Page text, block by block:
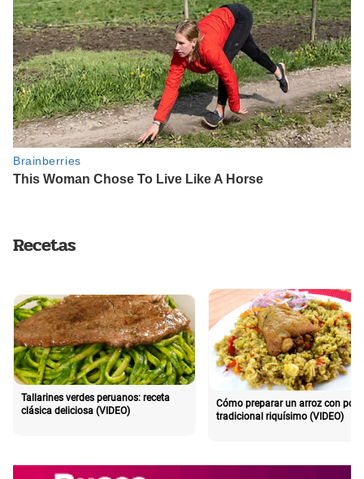
Recetas
Tallarines verdes peruanos: receta
clásica deliciosa (VIDEO)
Cómo preparar un arroz con pollo
tradicional riquísimo (VIDEO)